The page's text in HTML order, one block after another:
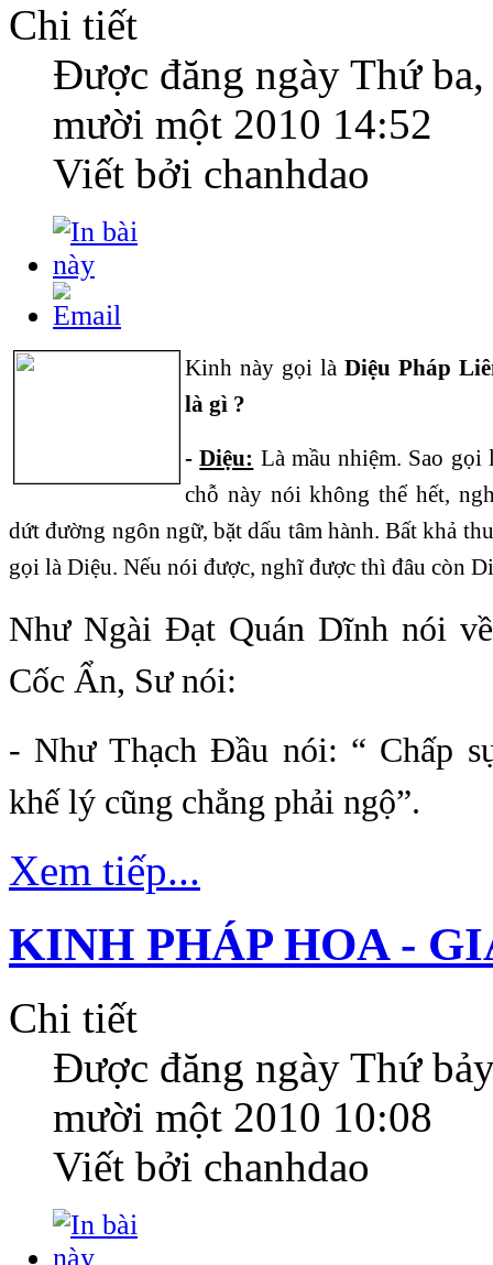
Chi tiết
Được đăng ngày Thứ
mười một 2010 14:52
Viết bởi chanhdao
Kinh này gọi làDiệu Pháp
là gì ?
-Diệu: Là mầu nhiệm. Sao
chỗ này nói không thể hết,
dứt đường ngôn ngữ, bặt dấu tâm hành. Bất khả
gọi là Diệu. Nếu nói được, nghĩ được thì đâu còn
Như Ngài Đạt Quán Dĩnh nói
Cốc Ẩn, Sư nói:
- Như Thạch Đầu nói: “ Chấp
khế lý cũng chẳng phải ngộ”.
Xem tiếp...
KINH PHÁP HOA -
Chi tiết
Được đăng ngày Thứ
mười một 2010 10:08
Viết bởi chanhdao